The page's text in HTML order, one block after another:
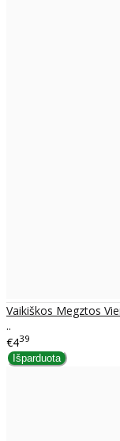
Vaikiškos Megztos
..
€439